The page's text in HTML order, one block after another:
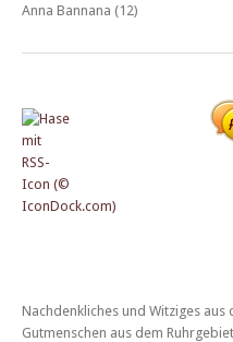
Anna Bannana (12)
Nachdenkliches und Witziges aus
Gutmenschen aus dem